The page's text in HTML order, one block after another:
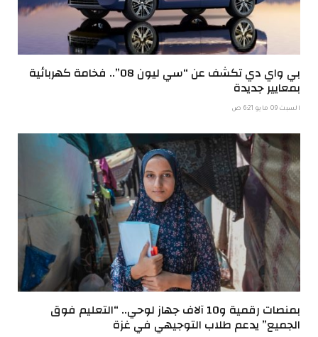
بي واي دي تكشف عن “سي ليون 08”.. فخامة كهربائية
بمعايير جديدة
السبت 09 مايو 6:21 ص
بمنصات رقمية و10 آلاف جهاز لوحي.. “التعليم فوق
الجميع” يدعم طلاب التوجيهي في غزة